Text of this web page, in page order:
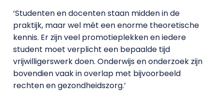
‘Studenten en docenten staan midden in de
praktijk, maar wel mét een enorme theoretische
kennis. Er zijn veel promotieplekken en iedere
student moet verplicht een bepaalde tijd
vrijwilligerswerk doen. Onderwijs en onderzoek zijn
bovendien vaak in overlap met bijvoorbeeld
rechten en gezondheidszorg.’